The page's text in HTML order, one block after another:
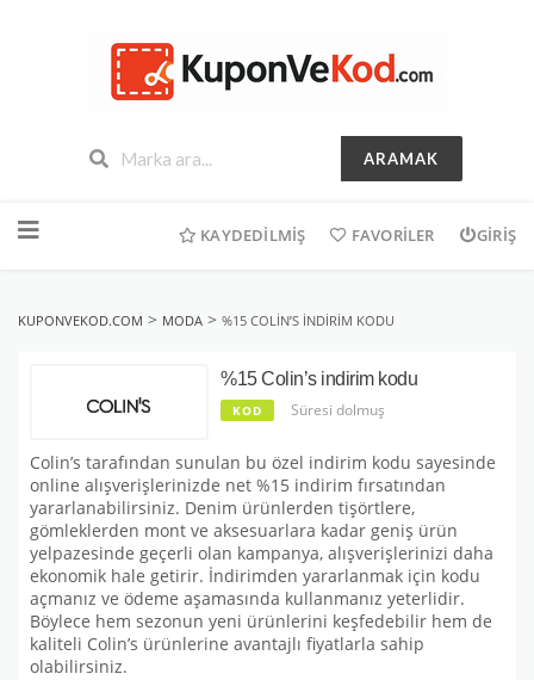
ARAMAK
geç
KAYDEDILMIŞ FAVORILER GIRIŞ
KUPONVEKOD.COM > MODA > %15 COLIN’S INDIRIM KODU
%15 Colin’s indirim kodu
KOD Süresi dolmuş
Colin’s tarafından sunulan bu özel indirim kodu sayesinde
online alışverişlerinizde net %15 indirim fırsatından
yararlanabilirsiniz. Denim ürünlerden tişörtlere,
gömleklerden mont ve aksesuarlara kadar geniş ürün
yelpazesinde geçerli olan kampanya, alışverişlerinizi daha
ekonomik hale getirir. İndirimden yararlanmak için kodu
açmanız ve ödeme aşamasında kullanmanız yeterlidir.
Böylece hem sezonun yeni ürünlerini keşfedebilir hem de
kaliteli Colin’s ürünlerine avantajlı fiyatlarla sahip
olabilirsiniz.